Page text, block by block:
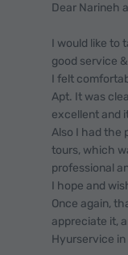
Dear Narineh
I would like to
good service
I felt
Apt. It was
excellent and
Also I had the
tours, which
professional
I hope and
Once again,
appreciate it,
Hyurservice